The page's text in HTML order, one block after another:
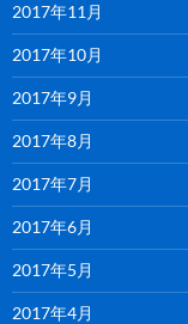
2017年11月
2017年10月
2017年9月
2017年8月
2017年7月
2017年6月
2017年5月
2017年4月